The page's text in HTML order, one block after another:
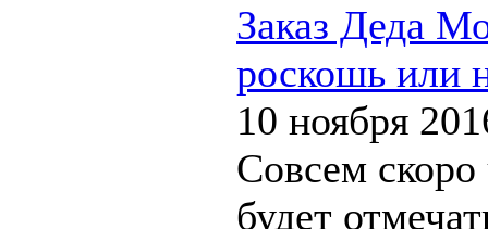
Заказ Деда
роскошь или
10 ноября
Совсем скоро
будет